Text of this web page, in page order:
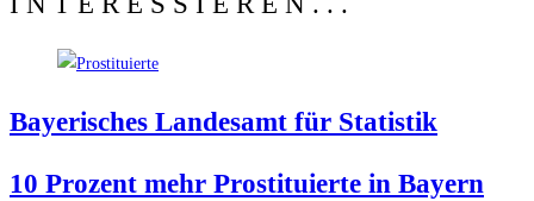
Baye­ri­sches Lan­des­amt für Statistik
10 Pro­zent mehr Pro­sti­tu­ier­te in Bayern